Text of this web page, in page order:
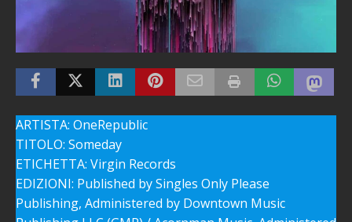
ARTISTA: OneRepublic
TITOLO: Someday
ETICHETTA: Virgin Records
EDIZIONI: Published by Singles Only Please
Publishing, Administered by Downtown Music